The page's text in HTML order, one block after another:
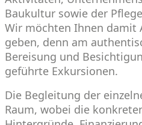
Baukultur sowie der
Wir möchten Ihnen damit
geben, denn am
Bereisung und
geführte Exkursionen.
Die Begleitung der
Raum, wobei die